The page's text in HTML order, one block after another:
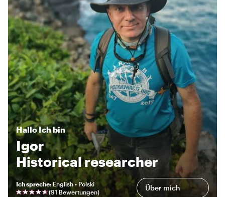
HalloIch bin
Igor
Historical researcher
Ich spreche: English • Polski
(91 Bewertungen) Über mich